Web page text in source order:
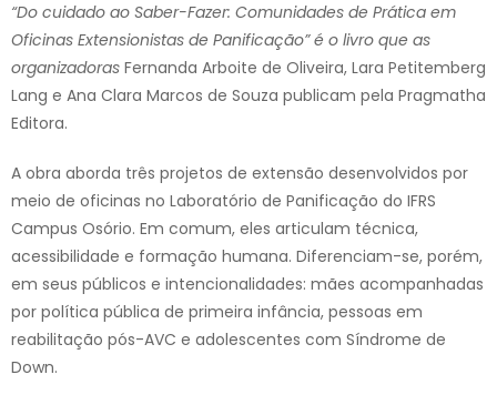
“Do cuidado ao Saber-Fazer: Comunidades de Prática em
Oficinas Extensionistas de Panificação” é o livro que as
organizadoras Fernanda Arboite de Oliveira, Lara Petitemberg
Lang e Ana Clara Marcos de Souza publicam pela Pragmatha
Editora.
A obra aborda três projetos de extensão desenvolvidos por
meio de oficinas no Laboratório de Panificação do IFRS
Campus Osório. Em comum, eles articulam técnica,
acessibilidade e formação humana. Diferenciam-se, porém,
em seus públicos e intencionalidades: mães acompanhadas
por política pública de primeira infância, pessoas em
reabilitação pós-AVC e adolescentes com Síndrome de
Down.